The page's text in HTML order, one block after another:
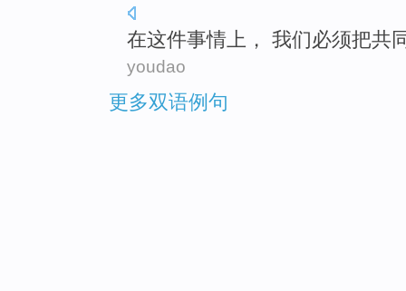
在这件事情上 ， 我们必须把共
youdao
更多双语例句